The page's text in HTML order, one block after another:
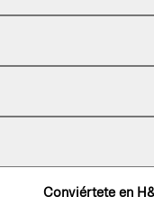
Conviértete en